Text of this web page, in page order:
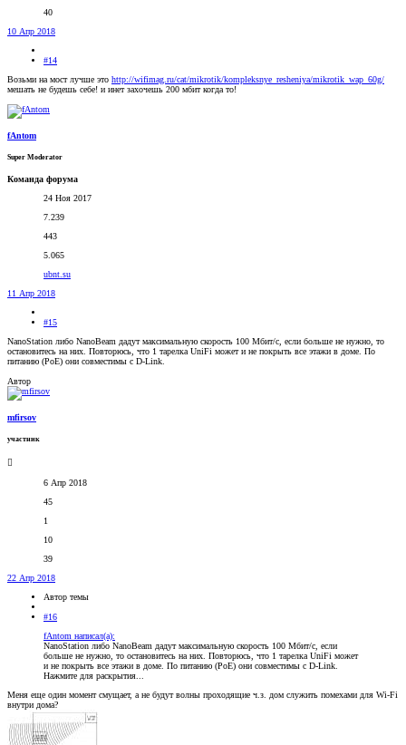
40
10 Апр 2018
#14
Возьми на мост лучше это http://wifimag.ru/cat/mikrotik/kompleksnye_resheniya/mikrotik_wap_60g/
мешать не будешь себе! и инет захочешь 200 мбит когда то!
fAntom
Super Moderator
Команда форума
24 Ноя 2017
7.239
443
5.065
ubnt.su
11 Апр 2018
#15
NanoStation либо NanoBeam дадут максимальную скорость 100 Мбит/с, если больше не нужно, то
остановитесь на них. Повторюсь, что 1 тарелка UniFi может и не покрыть все этажи в доме. По
питанию (PoE) они совместимы с D-Link.
Автор
mfirsov
участник
6 Апр 2018
45
1
10
39
22 Апр 2018
Автор темы
#16
fAntom написал(а):
NanoStation либо NanoBeam дадут максимальную скорость 100 Мбит/с, если
больше не нужно, то остановитесь на них. Повторюсь, что 1 тарелка UniFi может
и не покрыть все этажи в доме. По питанию (PoE) они совместимы с D-Link.
Нажмите для раскрытия...
Меня еще один момент смущает, а не будут волны проходящие ч.з. дом служить помехами для Wi-Fi
внутри дома?